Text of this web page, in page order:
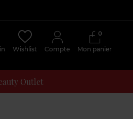
Wishlist Compte Mon panier
0
Outlet